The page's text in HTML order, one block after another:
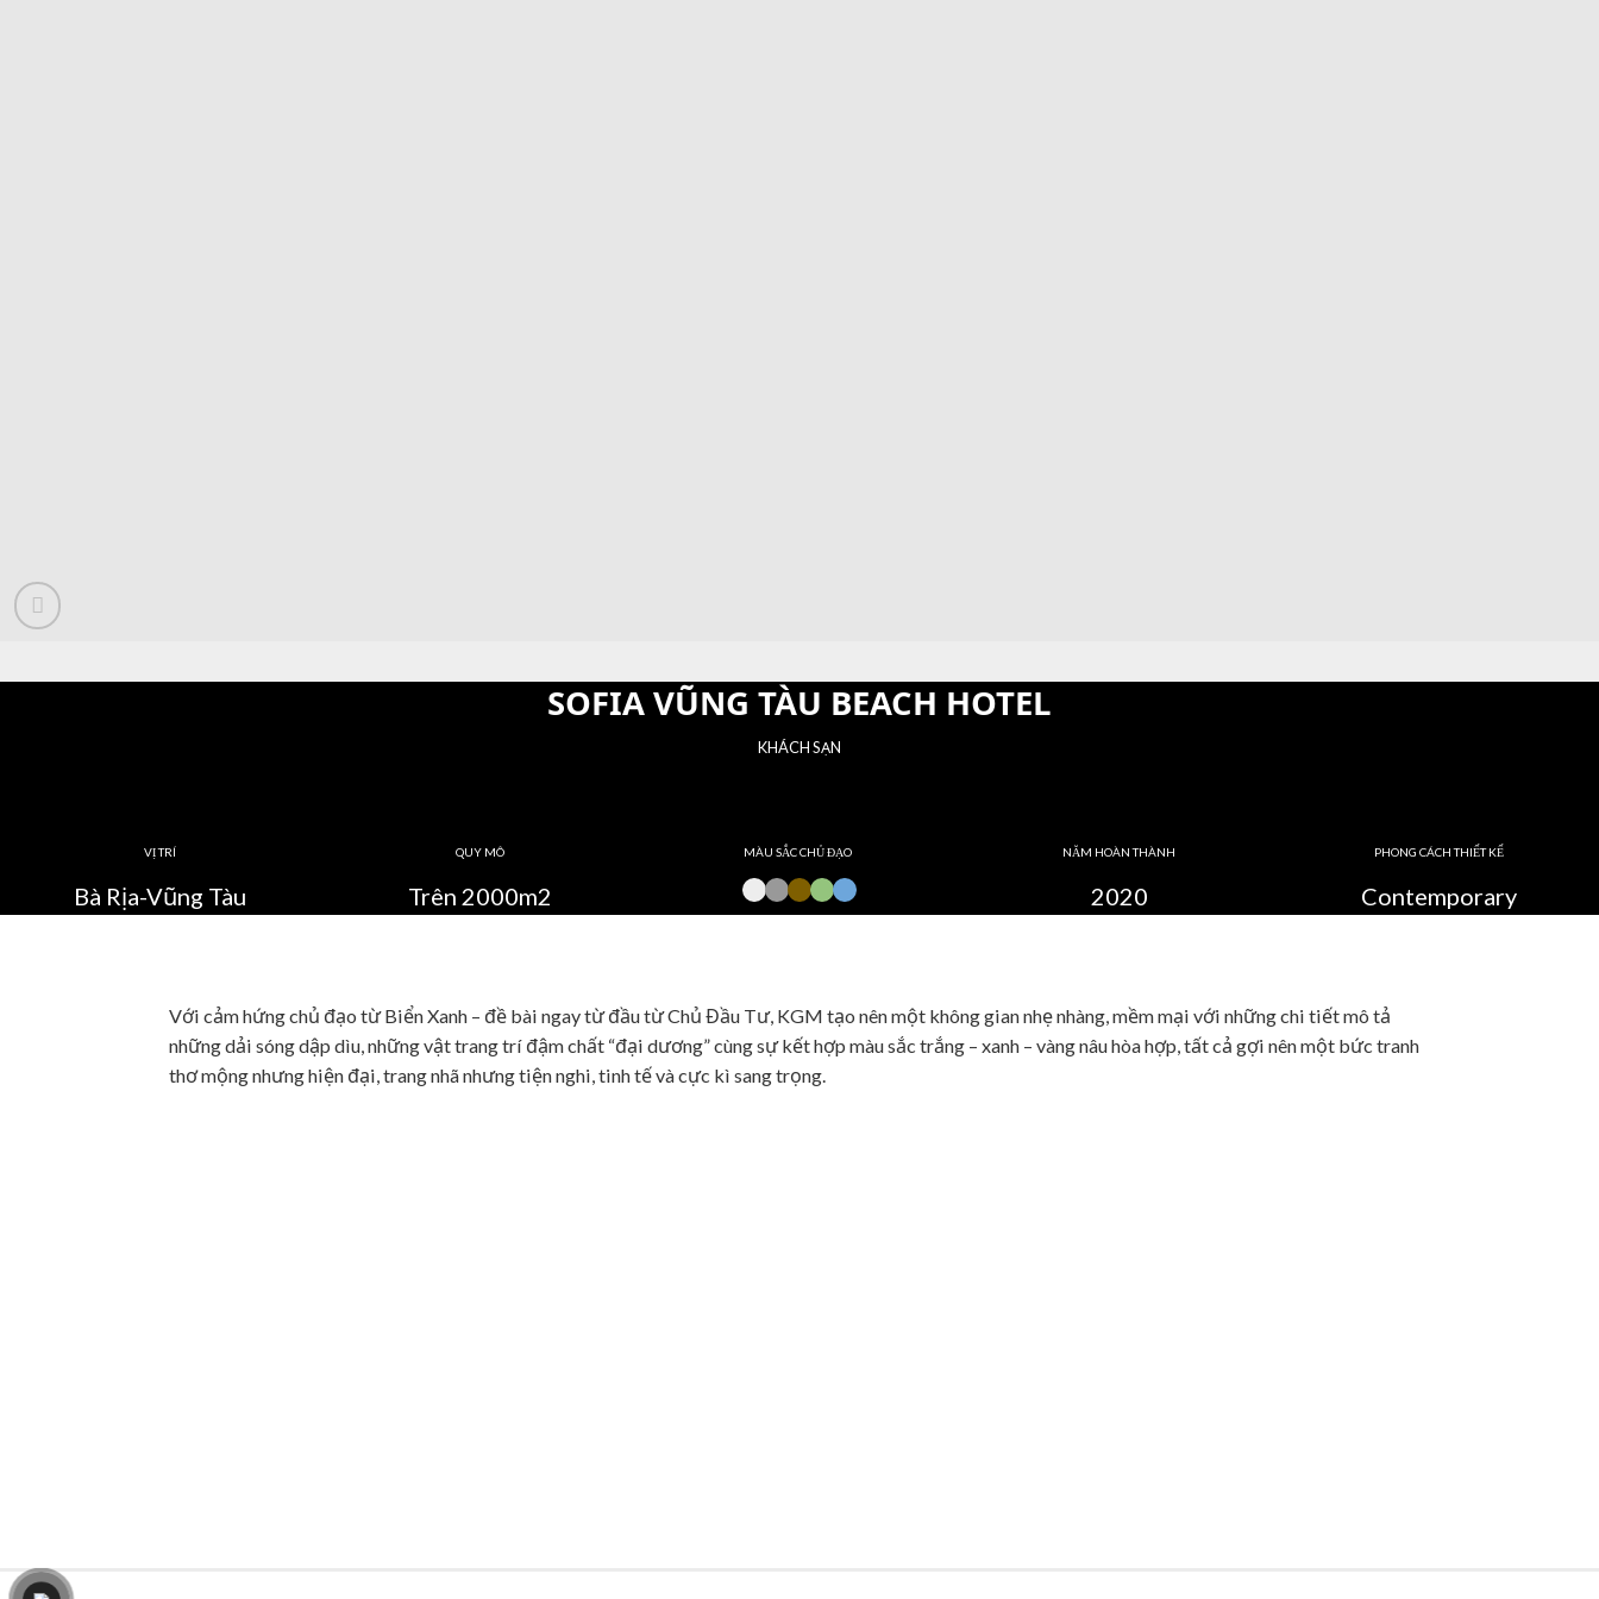
SOFIA VŨNG TÀU BEACH HOTEL
KHÁCH SẠN
VỊ TRÍ
Bà Rịa-Vũng Tàu
QUY MÔ
Trên 2000m2
MÀU SẮC CHỦ ĐẠO NĂM HOÀN THÀNH
2020
PHONG CÁCH THIẾT KẾ
Contemporary
Với cảm hứng chủ đạo từ Biển Xanh – đề bài ngay từ đầu từ Chủ Đầu Tư, KGM tạo nên một không gian nhẹ nhàng, mềm mại với những chi tiết mô tả
những dải sóng dập dìu, những vật trang trí đậm chất “đại dương” cùng sự kết hợp màu sắc trắng – xanh – vàng nâu hòa hợp, tất cả gợi nên một bức tranh
thơ mộng nhưng hiện đại, trang nhã nhưng tiện nghi, tinh tế và cực kì sang trọng.